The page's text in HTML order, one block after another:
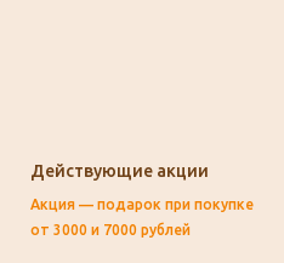
Действующие акции
Акция — подарок при покупке
от 3000 и 7000 рублей